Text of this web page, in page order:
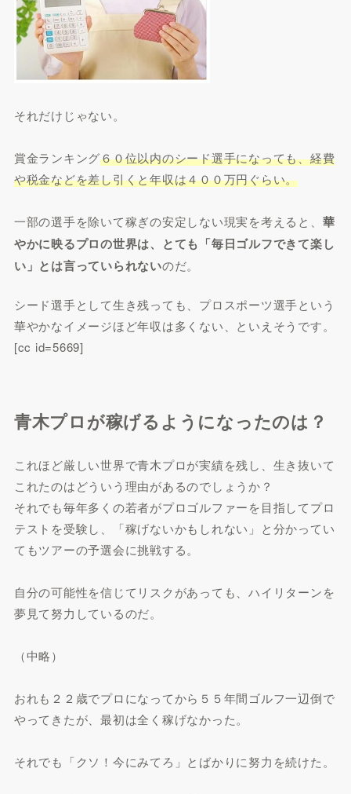
それだけじゃない。
賞金ランキング６０位以内のシード選手になっても、経費
や税金などを差し引くと年収は４００万円ぐらい。
一部の選手を除いて稼ぎの安定しない現実を考えると、 華
やかに映るプロの世界は、とても「毎日ゴルフできて楽し
い」とは言っていられないのだ。
シード選手として生き残っても、プロスポーツ選手という
華やかなイメージほど年収は多くない、といえそうです。
[cc id=5669]
青木プロが稼げるようになったのは？
これほど厳しい世界で青木プロが実績を残し、生き抜いて
これたのはどういう理由があるのでしょうか？
それでも毎年多くの若者がプロゴルファーを目指してプロ
テストを受験し、「稼げないかもしれない」と分かってい
てもツアーの予選会に挑戦する。
自分の可能性を信じてリスクがあっても、ハイリターンを
夢見て努力しているのだ。
（中略）
おれも２２歳でプロになってから５５年間ゴルフ一辺倒で
やってきたが、最初は全く稼げなかった。
それでも「クソ！今にみてろ」とばかりに努力を続けた。